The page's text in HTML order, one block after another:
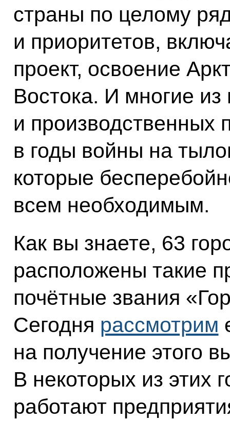
страны по целому
и приоритетов,
проект, освоение
Востока. И многие из
и
в годы войны на
которые
всем необходимым.
Как вы знаете, 63
расположены такие
почётные звания
Сегодня рассмотрим
на получение этого
В некоторых из этих
работают